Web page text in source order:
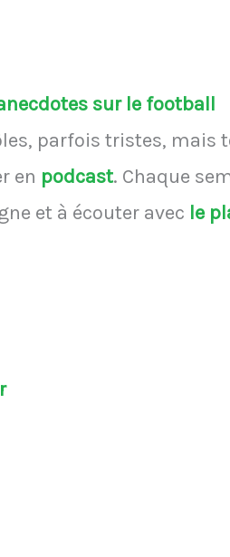
sur le football
parfois tristes, mais
en podcast. Chaque
et à écouter avec le